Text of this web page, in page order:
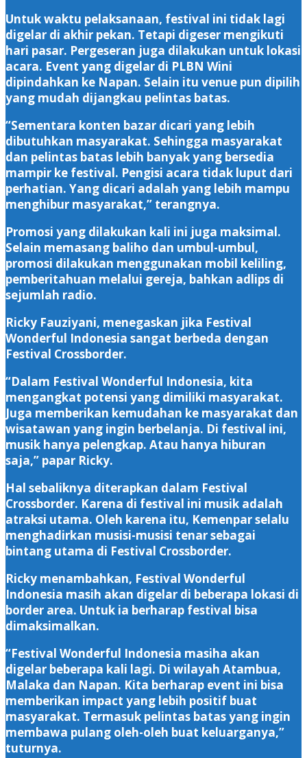
Untuk waktu pelaksanaan, festival ini tidak lagi
digelar di akhir pekan. Tetapi digeser mengikuti
hari pasar. Pergeseran juga dilakukan untuk lokasi
acara. Event yang digelar di PLBN Wini
dipindahkan ke Napan. Selain itu venue pun dipilih
yang mudah dijangkau pelintas batas.
“Sementara konten bazar dicari yang lebih
dibutuhkan masyarakat. Sehingga masyarakat
dan pelintas batas lebih banyak yang bersedia
mampir ke festival. Pengisi acara tidak luput dari
perhatian. Yang dicari adalah yang lebih mampu
menghibur masyarakat,” terangnya.
Promosi yang dilakukan kali ini juga maksimal.
Selain memasang baliho dan umbul-umbul,
promosi dilakukan menggunakan mobil keliling,
pemberitahuan melalui gereja, bahkan adlips di
sejumlah radio.
Ricky Fauziyani, menegaskan jika Festival
Wonderful Indonesia sangat berbeda dengan
Festival Crossborder.
“Dalam Festival Wonderful Indonesia, kita
mengangkat potensi yang dimiliki masyarakat.
Juga memberikan kemudahan ke masyarakat dan
wisatawan yang ingin berbelanja. Di festival ini,
musik hanya pelengkap. Atau hanya hiburan
saja,” papar Ricky.
Hal sebaliknya diterapkan dalam Festival
Crossborder. Karena di festival ini musik adalah
atraksi utama. Oleh karena itu, Kemenpar selalu
menghadirkan musisi-musisi tenar sebagai
bintang utama di Festival Crossborder.
Ricky menambahkan, Festival Wonderful
Indonesia masih akan digelar di beberapa lokasi di
border area. Untuk ia berharap festival bisa
dimaksimalkan.
“Festival Wonderful Indonesia masiha akan
digelar beberapa kali lagi. Di wilayah Atambua,
Malaka dan Napan. Kita berharap event ini bisa
memberikan impact yang lebih positif buat
masyarakat. Termasuk pelintas batas yang ingin
membawa pulang oleh-oleh buat keluarganya,”
tuturnya.